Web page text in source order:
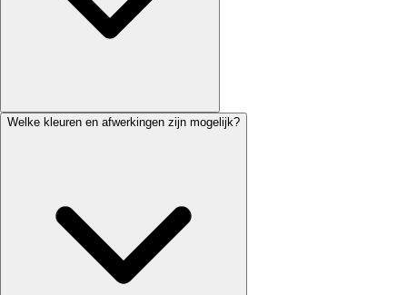
Welke kleuren en afwerkingen zijn mogelijk?